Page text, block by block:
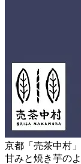
京都「売茶中村
甘みと焼き芋の